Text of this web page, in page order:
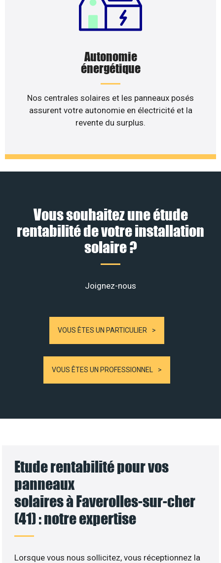
Autonomie
énergétique
Nos centrales solaires et les panneaux posés
assurent votre autonomie en électricité et la
revente du surplus.
Vous souhaitez une étude
rentabilité de votre installation
solaire ?
Joignez-nous
VOUS ÊTES UN PARTICULIER
VOUS ÊTES UN PROFESSIONNEL
Etude rentabilité pour vos
panneaux
solaires à Faverolles-sur-cher
(41) : notre expertise
Lorsque vous nous sollicitez, vous réceptionnez la